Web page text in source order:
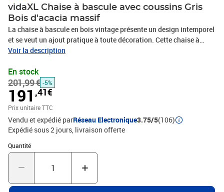
vidaXL Chaise à bascule avec coussins Gris
Bois d'acacia massif
La chaise à bascule en bois vintage présente un design intemporel
et se veut un ajout pratique à toute décoration. Cette chaise à
bascule en bois d'acacia massif se distingue par sa durabilité et sa
d'assise supplémentaire. Vous pouvez placer le fauteuil à bascule
dans votre salon ou sur votre patio extérieur pour profiter des bons
livres et d'une tasse de café. De plus, le coussin inclus offre un
confort supplémentaire tout en vous prélassant. Il est composé à
100 % de polyester qui a été traité pour le rendre imperméable.
Chaque coussin a une bande élastique et deux jeux de cordes pour
le fixer fermement sur la chaise.Couleur du coussin : bleu
royalMatériau de la chaise : bois d'acacia massif avec finition
grise délavéeMatériau du coussin : tissu (100 %
polyester)Dimensions de la chaise : 57 x 100 x 117 cm (l x P x
imperméableLe coussin comprend une sangle élastique et 2 jeux
Voir la description
En stock
201,99 € -5%
191 ,41€
Prix unitaire TTC
Vendu et expédié parRéseau Electronique3.75/5(106)
Expédié sous 2 jours livraison offerte
Quantité
Quantité : 1